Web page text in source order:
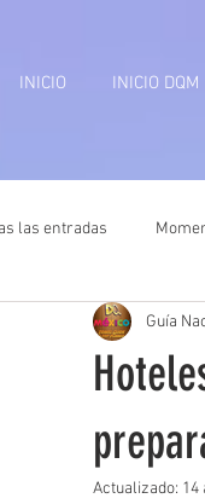
INICIO INICIO DQM
las entradas
Guía
Actualizado: 14